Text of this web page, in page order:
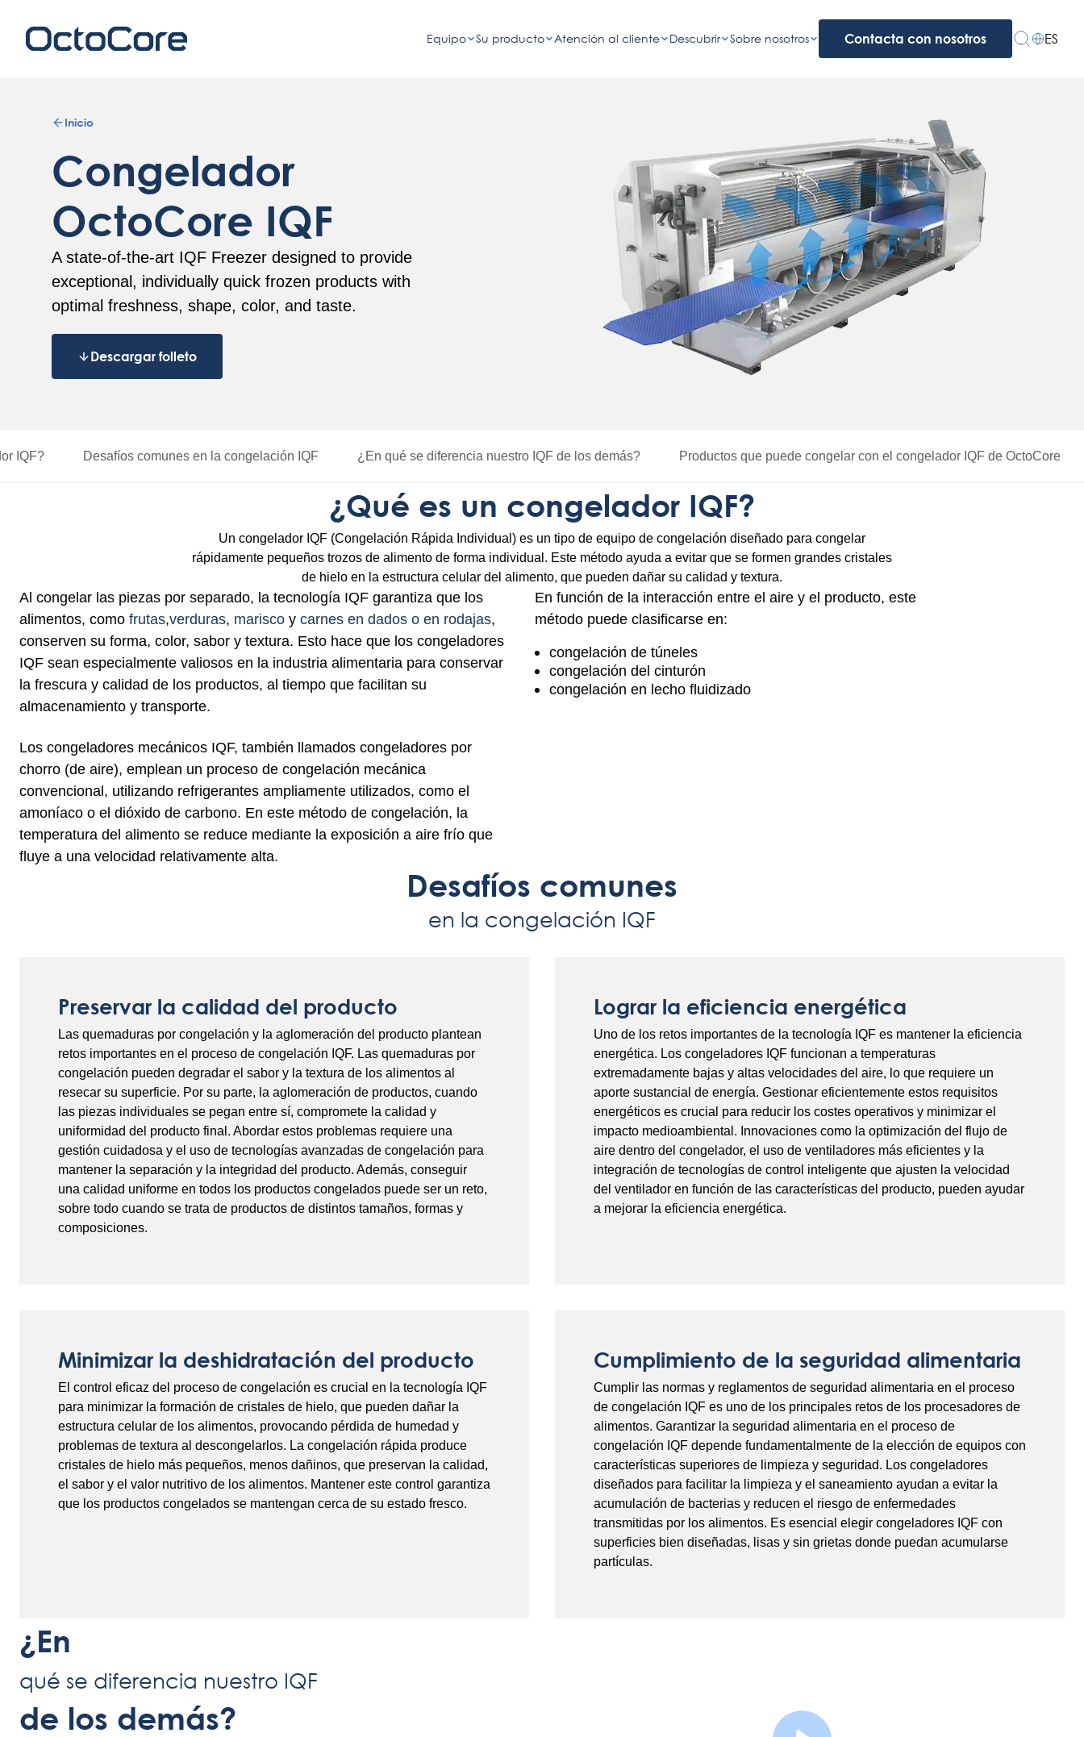
Equipo Su producto Atención al cliente Descubrir Sobre nosotros Contacta con nosotros ES
Inicio
Congelador
OctoCore IQF
A state-of-the-art IQF Freezer designed to provide
exceptional, individually quick frozen products with
optimal freshness, shape, color, and taste.
Descargar folleto
IQF? Desafíos comunes en la congelación IQF ¿En qué se diferencia nuestro IQF de los demás? Productos que puede congelar con el congelador IQF de OctoCore
¿Qué es un congelador IQF?
Un congelador IQF (Congelación Rápida Individual) es un tipo de equipo de congelación diseñado para congelar
rápidamente pequeños trozos de alimento de forma individual. Este método ayuda a evitar que se formen grandes cristales
de hielo en la estructura celular del alimento, que pueden dañar su calidad y textura.
Al congelar las piezas por separado, la tecnología IQF garantiza que los
alimentos, como frutas,verduras, marisco y carnes en dados o en rodajas,
conserven su forma, color, sabor y textura. Esto hace que los congeladores
IQF sean especialmente valiosos en la industria alimentaria para conservar
la frescura y calidad de los productos, al tiempo que facilitan su
almacenamiento y transporte.
Los congeladores mecánicos IQF, también llamados congeladores por
chorro (de aire), emplean un proceso de congelación mecánica
convencional, utilizando refrigerantes ampliamente utilizados, como el
amoníaco o el dióxido de carbono. En este método de congelación, la
temperatura del alimento se reduce mediante la exposición a aire frío que
fluye a una velocidad relativamente alta.
En función de la interacción entre el aire y el producto, este
método puede clasificarse en:
congelación de túneles
congelación del cinturón
congelación en lecho fluidizado
Desafíos comunes
en la congelación IQF
Preservar la calidad del producto
Las quemaduras por congelación y la aglomeración del producto plantean
retos importantes en el proceso de congelación IQF. Las quemaduras por
congelación pueden degradar el sabor y la textura de los alimentos al
resecar su superficie. Por su parte, la aglomeración de productos, cuando
las piezas individuales se pegan entre sí, compromete la calidad y
uniformidad del producto final. Abordar estos problemas requiere una
gestión cuidadosa y el uso de tecnologías avanzadas de congelación para
mantener la separación y la integridad del producto. Además, conseguir
una calidad uniforme en todos los productos congelados puede ser un reto,
sobre todo cuando se trata de productos de distintos tamaños, formas y
composiciones.
Lograr la eficiencia energética
Uno de los retos importantes de la tecnología IQF es mantener la eficiencia
energética. Los congeladores IQF funcionan a temperaturas
extremadamente bajas y altas velocidades del aire, lo que requiere un
aporte sustancial de energía. Gestionar eficientemente estos requisitos
energéticos es crucial para reducir los costes operativos y minimizar el
impacto medioambiental. Innovaciones como la optimización del flujo de
aire dentro del congelador, el uso de ventiladores más eficientes y la
integración de tecnologías de control inteligente que ajusten la velocidad
del ventilador en función de las características del producto, pueden ayudar
a mejorar la eficiencia energética.
Minimizar la deshidratación del producto
El control eficaz del proceso de congelación es crucial en la tecnología IQF
para minimizar la formación de cristales de hielo, que pueden dañar la
estructura celular de los alimentos, provocando pérdida de humedad y
problemas de textura al descongelarlos. La congelación rápida produce
cristales de hielo más pequeños, menos dañinos, que preservan la calidad,
el sabor y el valor nutritivo de los alimentos. Mantener este control garantiza
que los productos congelados se mantengan cerca de su estado fresco.
Cumplimiento de la seguridad alimentaria
Cumplir las normas y reglamentos de seguridad alimentaria en el proceso
de congelación IQF es uno de los principales retos de los procesadores de
alimentos. Garantizar la seguridad alimentaria en el proceso de
congelación IQF depende fundamentalmente de la elección de equipos con
características superiores de limpieza y seguridad. Los congeladores
diseñados para facilitar la limpieza y el saneamiento ayudan a evitar la
acumulación de bacterias y reducen el riesgo de enfermedades
transmitidas por los alimentos. Es esencial elegir congeladores IQF con
superficies bien diseñadas, lisas y sin grietas donde puedan acumularse
partículas.
¿En
qué se diferencia nuestro IQF
de los demás?